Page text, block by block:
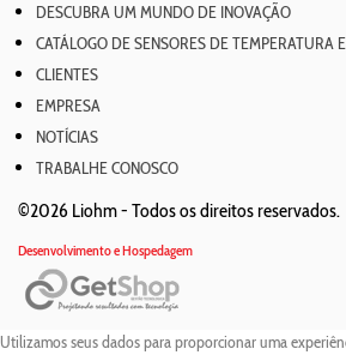
DESCUBRA UM MUNDO DE INOVAÇÃO
CATÁLOGO DE SENSORES DE TEMPERATURA
CLIENTES
EMPRESA
NOTÍCIAS
TRABALHE CONOSCO
©2026 Liohm - Todos os direitos reservados.
Desenvolvimento e Hospedagem
Utilizamos seus dados para proporcionar uma